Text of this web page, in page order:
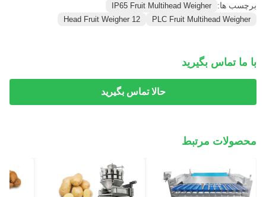
برچسب ها:
IP65 Fruit Multihead Weigher
PLC Fruit Multihead Weigher
12 Head Fruit Weigher
با ما تماس بگیرید
حالا تماس بگیرید
محصولات مرتبط